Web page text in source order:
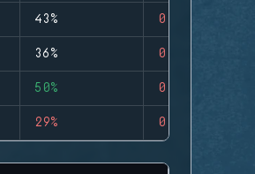
43% 0
36% 0
50% 0
29% 0